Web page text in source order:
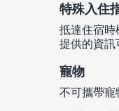
特殊入住
抵達住宿時
提供的資訊
寵物
不可攜帶寵